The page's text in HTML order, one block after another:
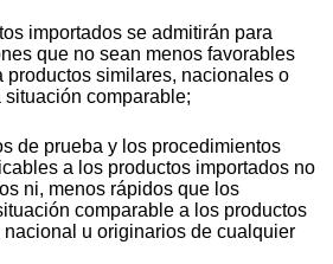
importados se admitirán para
que no sean menos favorables
productos similares, nacionales o
situación comparable;
de prueba y los procedimientos
a los productos importados no
ni, menos rápidos que los
comparable a los productos
u originarios de cualquier